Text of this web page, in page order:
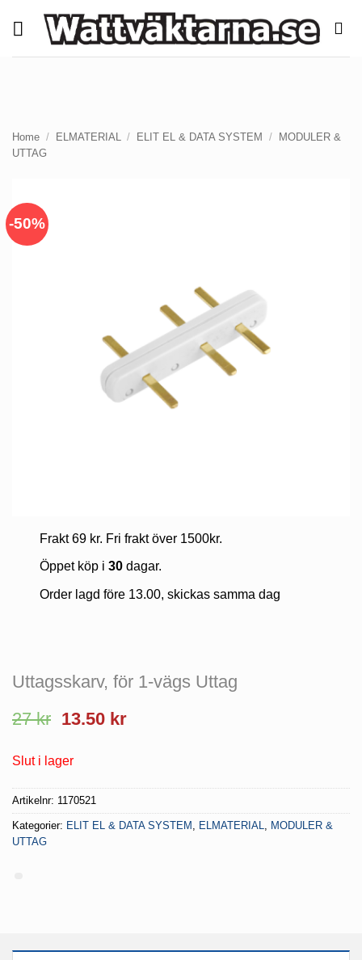
Home / ELMATERIAL / ELIT EL & DATA SYSTEM /
MODULER &
UTTAG
-50%
Frakt 69 kr. Fri frakt över 1500kr.
Öppet köp i 30dagar.
Order lagd före 13.00, skickas samma dag
Uttagsskarv, för 1-vägs Uttag
27kr Det
priset
var:
27 kr.
13.50 krDet
13.50 kr.
Slut i lager
Artikelnr: 1170521
Kategorier: ELIT EL & DATA SYSTEM ELMATERIAL
MODULER &
UTTAG